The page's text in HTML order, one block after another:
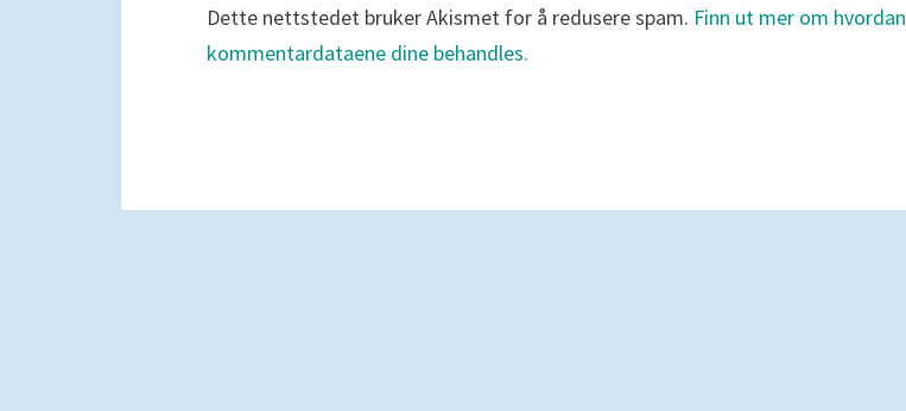
Dette nettstedet bruker Akismet for å redusere spam. Finn ut mer om hvordan
kommentardataene dine behandles.